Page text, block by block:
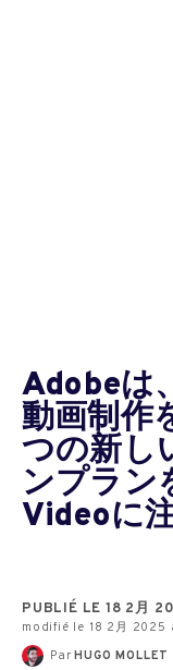
Adobeは
動画制作
つの新し
ンプラン
Videoに
PUBLIÉ LE 18 2月
modifié le 18 2月 2025
Par HUGO MOLLET